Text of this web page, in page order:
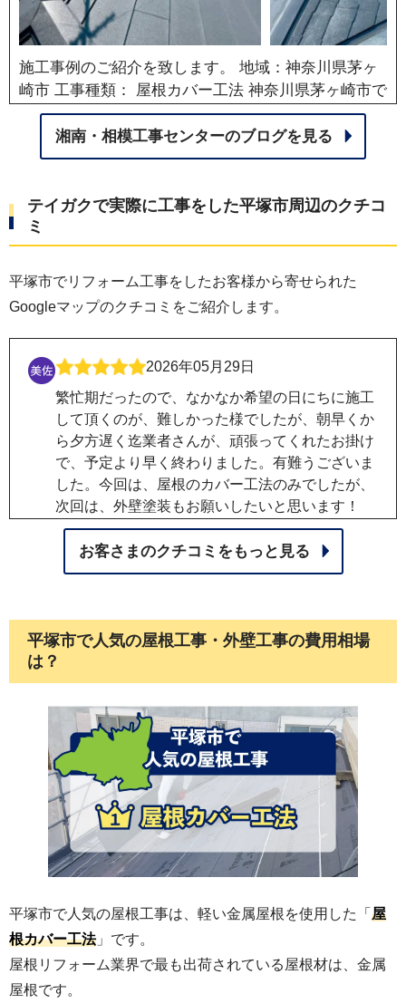
施工事例のご紹介を致します。 地域：神奈川県茅ヶ
崎市 工事種類： 屋根カバー工法 神奈川県茅ヶ崎市で
行った屋根カバー工法の施工事例です。 サビや塩害
に強い「スーパーガルテクト」を使用し、腐食しな
い下地材「エスヌキ」や換気棟の設置まで、見えな
2026年04月27日
【GWの営業スケジュール案内】 ゴールデンウィー
ク期間中の営業スケジュールは以下の通りです。
【営業日】 4月29日（水・祝）：通常営業 4月30日
（木）から5月1日（金）：通常営業 【休業日】 5月2
日（土）から5月6日（水）：休業 【お問い合わせに
ついて】 休業期間中もメールフォームでのお問い合
わせは受け付けております。 【ご注意事項】 現地調
様からのお問い合わせを心よりお待ちしておりま
す。
での瓦屋根からの葺き替え現場です。ニチハのアル
マというアスファルトシングルを採用いただきまし
た。とてもきれいに仕上がっております。当社は金
属屋根以外にも対応しております。
湘南・相模工事センターのブログを見る
テイガクで実際に工事をした平塚市周辺のクチコ
ミ
平塚市でリフォーム工事をしたお客様から寄せられた
Googleマップのクチコミをご紹介します。
2026年05月29日
繁忙期だったので、なかなか希望の日にちに施工
して頂くのが、難しかった様でしたが、朝早くか
ら夕方遅く迄業者さんが、頑張ってくれたお掛け
で、予定より早く終わりました。有難うございま
した。今回は、屋根のカバー工法のみでしたが、
次回は、外壁塗装もお願いしたいと思います！
2026年05月14日
工事がとても丁寧で、特に職人の方の「たくみ」
根の野地板の一部が腐食していることが分かりま
したが、職人の方から根本原因からの解決も含め
て提案していただき、しかも追加料金なしで対応
していただきました。塗装も大変丁寧で複数回の
塗り重ねでしっかりとした塗装をしていただきま
した。高品質の工事であるのに、価格は相見積を
取った3社中で最も安価でした。
2026年05月01日
外壁塗装と屋根カバー工法をやりました。ずっと
気にはなっていましたがキッカケがなくてやらず
じまいでしたので、今回とても良いタイミングで
はなくてカバー工法を考えていたのでYouTubeで
よく見ていたテイガクさんにお願いして思った通
りの仕上がりで満足です。 外壁も5色のサンプル
を取り寄せることが出来てしっかり検討すること
が出来ました。 テイガクさん、職人さん綺麗にし
お客さまのクチコミをもっと見る
平塚市で人気の屋根工事・外壁工事の費用相場
は？
平塚市で人気の屋根工事は、軽い金属屋根を使用した「 屋
根カバー工法」です。
屋根リフォーム業界で最も出荷されている屋根材は、金属
屋根です。